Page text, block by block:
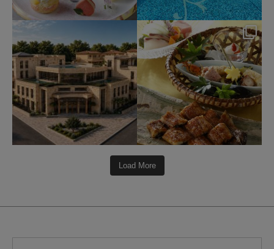
7月 31
340 3
okura_hotels
7月 25
417 3
Load More